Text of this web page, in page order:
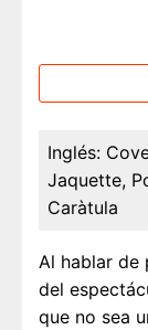
Inglés:
Jaquette,
Caràtula
Al hablar de
del
que no sea